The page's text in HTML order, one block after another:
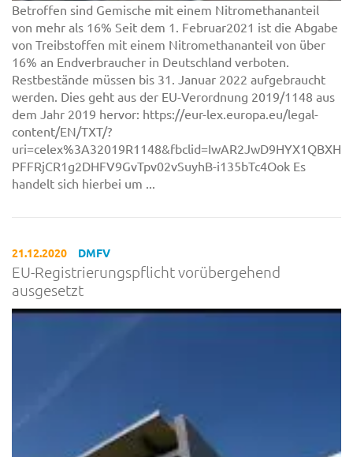
Betroffen sind Gemische mit einem Nitromethananteil
von mehr als 16% Seit dem 1. Februar2021 ist die Abgabe
von Treibstoffen mit einem Nitromethananteil von über
16% an Endverbraucher in Deutschland verboten.
Restbestände müssen bis 31. Januar 2022 aufgebraucht
werden. Dies geht aus der EU-Verordnung 2019/1148 aus
dem Jahr 2019 hervor: https://eur-lex.europa.eu/legal-
content/EN/TXT/?
PFFRjCR1g2DHFV9GvTpv02vSuyhB-i135bTc4Ook Es
handelt sich hierbei um ...
21.12.2020 DMFV
EU-Registrierungspflicht vorübergehend
ausgesetzt